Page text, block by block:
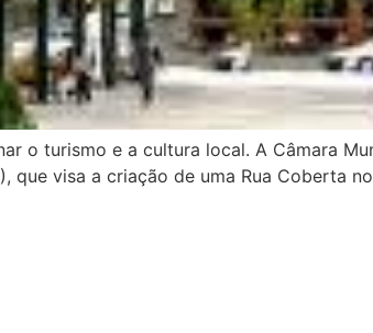
o turismo e a cultura local. A Câmara
que visa a criação de uma Rua